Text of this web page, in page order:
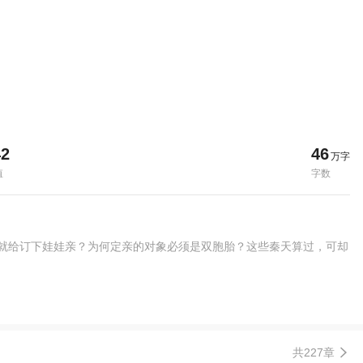
46万字
字数
订下娃娃亲？为何定亲的对象必须是双胞胎？这些秦天算过，可却
共227章